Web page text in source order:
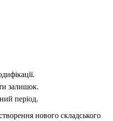
залишок.
період.
нового складського